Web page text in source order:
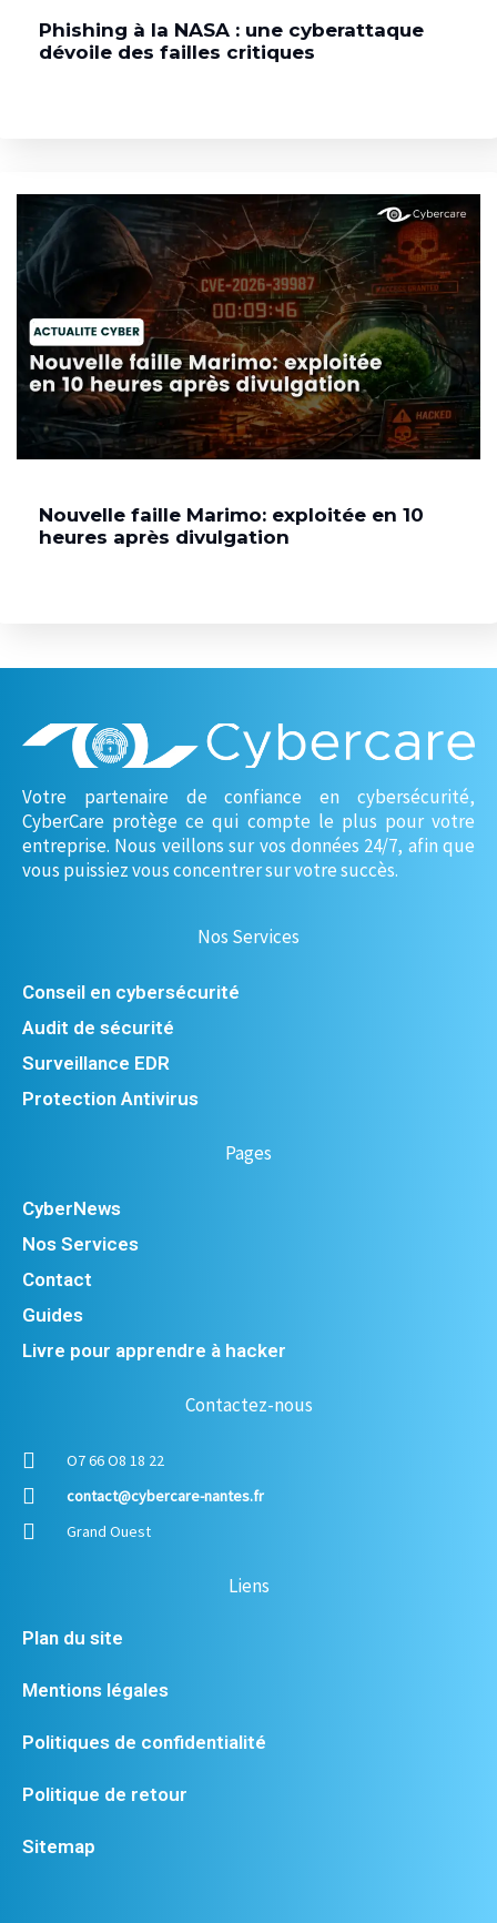
Phishing à la NASA : une cyberattaque
dévoile des failles critiques
Nouvelle faille Marimo: exploitée en 10
heures après divulgation
Votre partenaire de confiance en cybersécurité,
CyberCare protège ce qui compte le plus pour votre
entreprise. Nous veillons sur vos données 24/7, afin que
vous puissiez vous concentrer sur votre succès.
Nos Services
Conseil en cybersécurité
Audit de sécurité
Surveillance EDR
Protection Antivirus
Pages
CyberNews
Nos Services
Contact
Guides
Livre pour apprendre à hacker
Contactez-nous
O7 66 O8 18 22
contact@cybercare-nantes.fr
Grand Ouest
Liens
Plan du site
Mentions légales
Politiques de confidentialité
Politique de retour
Sitemap